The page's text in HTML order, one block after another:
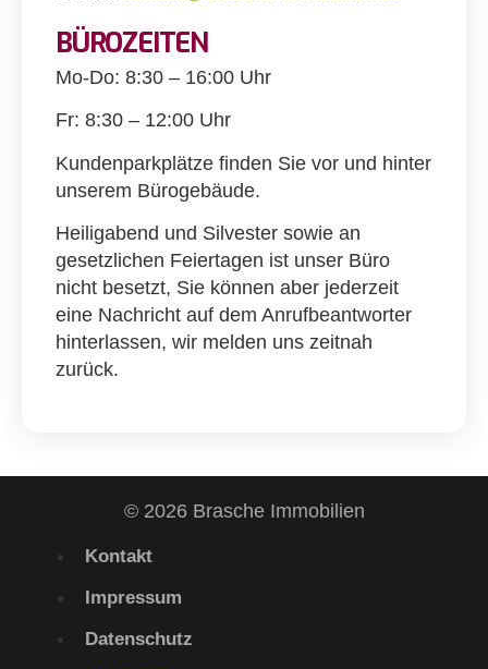
BÜROZEITEN
Mo-Do: 8:30 – 16:00 Uhr
Fr: 8:30 – 12:00 Uhr
Kundenparkplätze finden Sie vor und hinter
unserem Bürogebäude.
Heiligabend und Silvester sowie an
gesetzlichen Feiertagen ist unser Büro
nicht besetzt, Sie können aber jederzeit
eine Nachricht auf dem Anrufbeantworter
hinterlassen, wir melden uns zeitnah
zurück.
© 2026 Brasche Immobilien
Kontakt
Impressum
Datenschutz